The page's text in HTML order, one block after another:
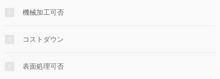
機械加工可否
コストダウン
表面処理可否